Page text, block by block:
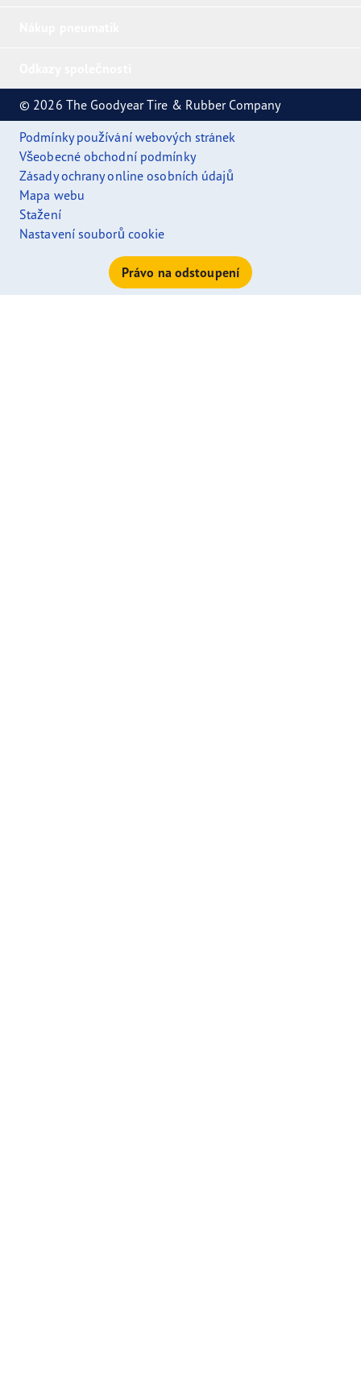
© 2026 The Goodyear Tire & Rubber Company
Podmínky používání webových stránek
Všeobecné obchodní podmínky
Zásady ochrany online osobních údajů
Mapa webu
Stažení
Nastavení souborů cookie
Právo na odstoupení